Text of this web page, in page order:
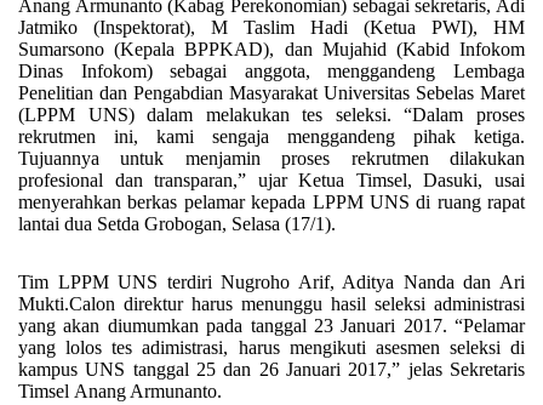
Anang Armunanto (Kabag Perekonomian) sebagai sekretaris, Adi
Jatmiko (Inspektorat), M Taslim Hadi (Ketua PWI), HM
Sumarsono (Kepala BPPKAD), dan Mujahid (Kabid Infokom
Dinas Infokom) sebagai anggota, menggandeng Lembaga
Penelitian dan Pengabdian Masyarakat Universitas Sebelas Maret
(LPPM UNS) dalam melakukan tes seleksi. “Dalam proses
rekrutmen ini, kami sengaja menggandeng pihak ketiga.
Tujuannya untuk menjamin proses rekrutmen dilakukan
profesional dan transparan,” ujar Ketua Timsel, Dasuki, usai
menyerahkan berkas pelamar kepada LPPM UNS di ruang rapat
lantai dua Setda Grobogan, Selasa (17/1).
Tim LPPM UNS terdiri Nugroho Arif, Aditya Nanda dan Ari
Mukti.Calon direktur harus menunggu hasil seleksi administrasi
yang akan diumumkan pada tanggal 23 Januari 2017. “Pelamar
yang lolos tes adimistrasi, harus mengikuti asesmen seleksi di
kampus UNS tanggal 25 dan 26 Januari 2017,” jelas Sekretaris
Timsel Anang Armunanto.